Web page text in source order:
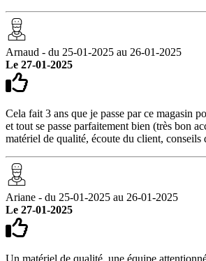
Arnaud - du 25-01-2025 au 26-01-2025
Le 27-01-2025
Cela fait 3 ans que je passe par ce magasin
et tout se passe parfaitement bien (très bon
matériel de qualité, écoute du client, conseils
Ariane - du 25-01-2025 au 26-01-2025
Le 27-01-2025
Un matériel de qualité, une équipe